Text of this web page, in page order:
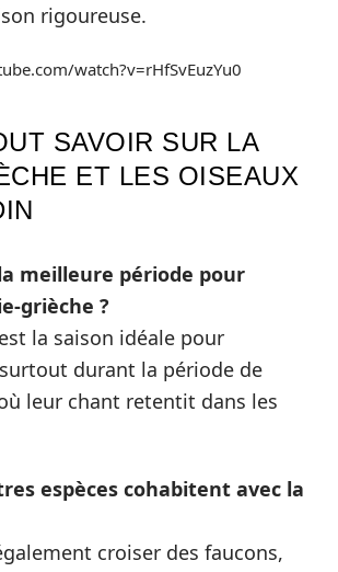
rigoureuse.
watch?v=rHfSvEuzYu0
SAVOIR SUR LA
ET LES OISEAUX
meilleure période pour
grièche ?
la saison idéale pour
durant la période de
leur chant retentit dans les
espèces cohabitent avec la
croiser des faucons,